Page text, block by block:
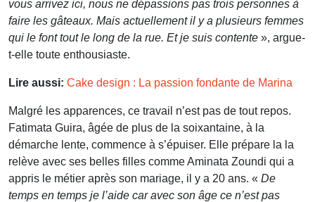
vous arrivez ici, nous ne dépassions pas trois personnes à
faire les gâteaux. Mais actuellement il y a plusieurs femmes
qui le font tout le long de la rue. Et je suis contente », argue-
t-elle toute enthousiaste.
Lire aussi: Cake design : La passion fondante de Marina
Malgré les apparences, ce travail n’est pas de tout repos.
Fatimata Guira, âgée de plus de la soixantaine, à la
démarche lente, commence à s’épuiser. Elle prépare la la
relève avec ses belles filles comme Aminata Zoundi qui a
appris le métier après son mariage, il y a 20 ans. « De
temps en temps je l’aide car avec son âge ce n’est pas